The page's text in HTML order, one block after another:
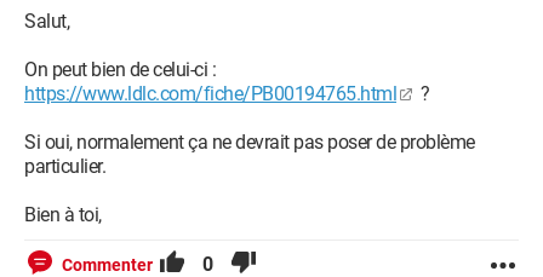
Salut,
On peut bien de celui-ci :
https://www.ldlc.com/fiche/PB00194765.html
?
Si oui, normalement ça ne devrait pas poser de problème
particulier.
Bien à toi,
Commenter 0